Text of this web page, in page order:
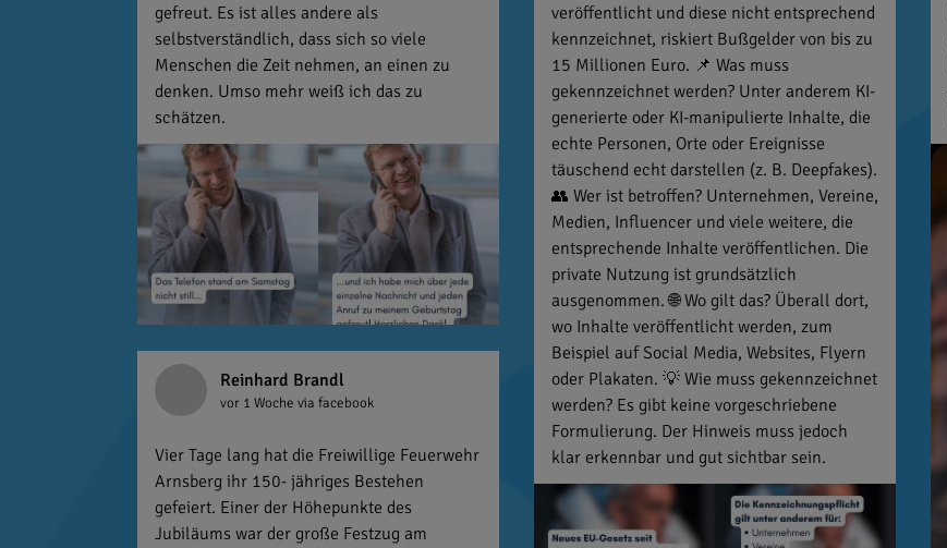
gefreut. Es ist alles andere als
selbstverständlich, dass sich so viele
Menschen die Zeit nehmen, an einen zu
denken. Umso mehr weiß ich das zu
schätzen.
veröffentlicht und diese nicht entsprechend
kennzeichnet, riskiert Bußgelder von bis zu
15 Millionen Euro. 📌 Was muss
gekennzeichnet werden? Unter anderem KI-
generierte oder KI-manipulierte Inhalte, die
echte Personen, Orte oder Ereignisse
täuschend echt darstellen (z. B. Deepfakes).
👥 Wer ist betroffen? Unternehmen, Vereine,
Medien, Influencer und viele weitere, die
entsprechende Inhalte veröffentlichen. Die
private Nutzung ist grundsätzlich
ausgenommen. 🌐 Wo gilt das? Überall dort,
wo Inhalte veröffentlicht werden, zum
Beispiel auf Social Media, Websites, Flyern
oder Plakaten. 💡 Wie muss gekennzeichnet
werden? Es gibt keine vorgeschriebene
Formulierung. Der Hinweis muss jedoch
klar erkennbar und gut sichtbar sein.
Reinhard Brandl
vor 1 Woche via facebook
Vier Tage lang hat die Freiwillige Feuerwehr
Arnsberg ihr 150- jähriges Bestehen
gefeiert. Einer der Höhepunkte des
Jubiläums war der große Festzug am